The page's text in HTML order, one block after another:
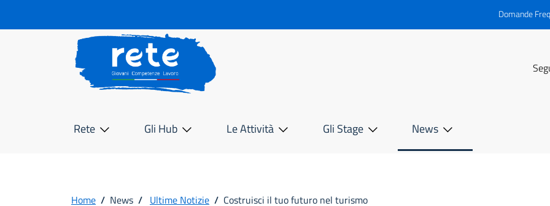
Domande
Rete Gli Hub Le Attività Gli Stage News
Home / News / Ultime Notizie / Costruisci il tuo futuro nel turismo